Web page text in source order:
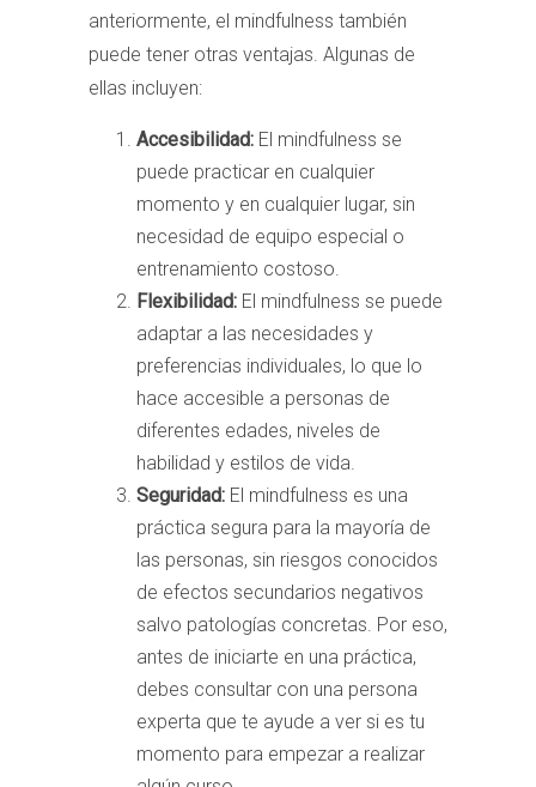
anteriormente, el mindfulness también
puede tener otras ventajas. Algunas de
ellas incluyen:
Accesibilidad: El mindfulness se
puede practicar en cualquier
momento y en cualquier lugar, sin
necesidad de equipo especial o
entrenamiento costoso.
Flexibilidad: El mindfulness se puede
adaptar a las necesidades y
preferencias individuales, lo que lo
hace accesible a personas de
diferentes edades, niveles de
habilidad y estilos de vida.
Seguridad: El mindfulness es una
práctica segura para la mayoría de
las personas, sin riesgos conocidos
de efectos secundarios negativos
salvo patologías concretas. Por eso,
antes de iniciarte en una práctica,
debes consultar con una persona
experta que te ayude a ver si es tu
momento para empezar a realizar